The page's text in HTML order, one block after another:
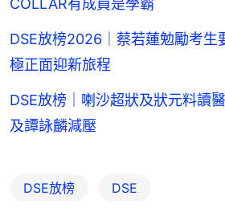
DSE放榜2026｜蔡若蓮勉勵考
極正面迎新旅程
DSE放榜｜喇沙超狀及狀元料
及譚詠麟減壓
DSE放榜 DSE